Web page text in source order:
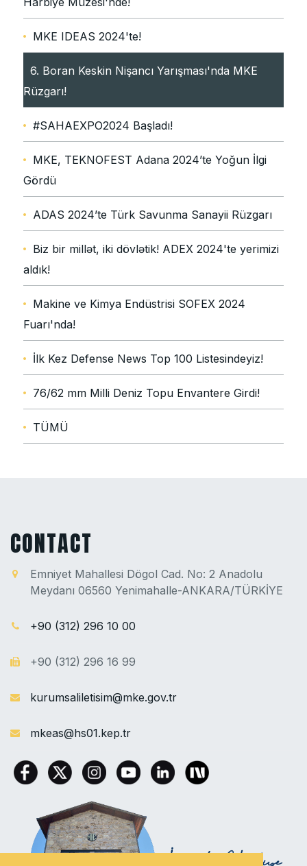
MKE IDEAS 2024'te!
6. Boran Keskin Nişancı Yarışması'nda MKE
Rüzgarı!
#SAHAEXPO2024 Başladı!
MKE, TEKNOFEST Adana 2024’te Yoğun İlgi
Gördü
ADAS 2024’te Türk Savunma Sanayii Rüzgarı
Biz bir millət, iki dövlətik! ADEX 2024'te yerimizi
aldık!
Makine ve Kimya Endüstrisi SOFEX 2024
Fuarı'nda!
İlk Kez Defense News Top 100 Listesindeyiz!
76/62 mm Milli Deniz Topu Envantere Girdi!
TÜMÜ
CONTACT
Emniyet Mahallesi Dögol Cad. No: 2 Anadolu
Meydanı 06560 Yenimahalle-ANKARA/TÜRKİYE
+90 (312) 296 10 00
+90 (312) 296 16 99
kurumsaliletisim@mke.gov.tr
mkeas@hs01.kep.tr